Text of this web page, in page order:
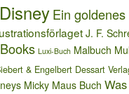
DisneyEin goldenes
J. F.
Luxi-Buch Malbuch
& Engelbert Dessart
Micky Maus Buch